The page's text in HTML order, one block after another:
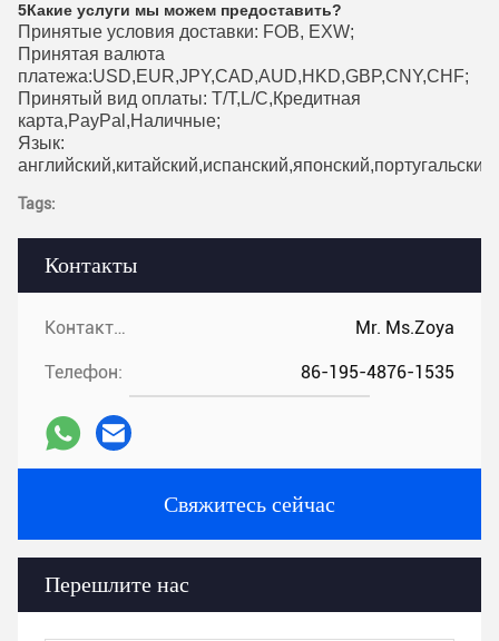
Контакты
Контакты: Mr. Ms.Zoya
Телефон: 86-195-4876-1535
Свяжитесь сейчас
Перешлите нас
5Какие услуги мы можем предоставить?
Принятые условия доставки: FOB, EXW;
Принятая валюта
платежа:USD,EUR,JPY,CAD,AUD,HKD,GBP,CNY,CHF;
Принятый вид оплаты: T/T,L/C,Кредитная
карта,PayPal,Наличные;
Язык:
Tags: